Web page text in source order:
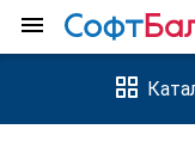
menu